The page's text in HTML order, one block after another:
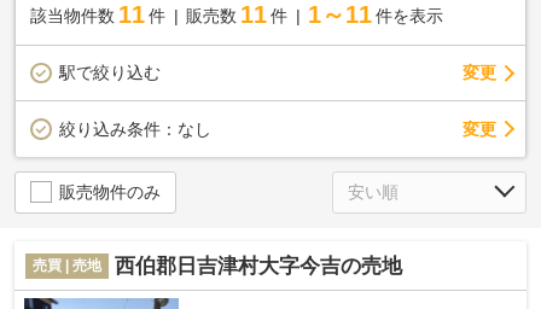
該当物件数 11件 販売数 11 件 1～11 件を表示
駅で絞り込む 変更
絞り込み条件： なし 変更
販売物件のみ
売買 | 売地 西伯郡日吉津村大字今吉の売地